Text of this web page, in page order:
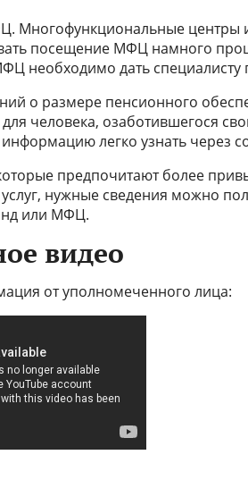
Многофункциональные центры
посещение МФЦ намного
необходимо дать
о размере пенсионного
человека, озаботившегося
легко узнать через
предпочитают более
нужные сведения можно
или МФЦ.
видео
от уполномеченного лица: